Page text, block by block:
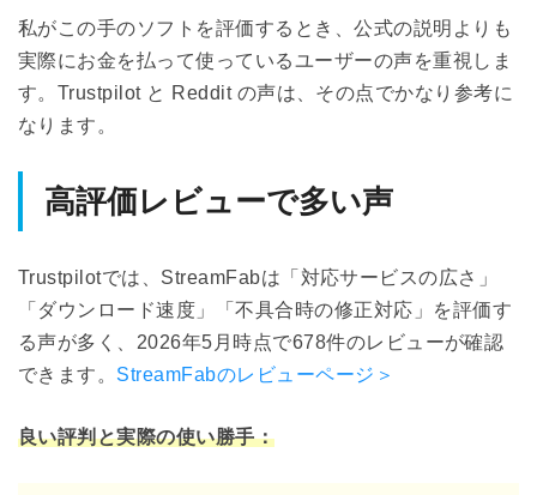
私がこの手のソフトを評価するとき、公式の説明よりも
実際にお金を払って使っているユーザーの声を重視しま
す。Trustpilot と Reddit の声は、その点でかなり参考に
なります。
高評価レビューで多い声
Trustpilotでは、StreamFabは「対応サービスの広さ」
「ダウンロード速度」「不具合時の修正対応」を評価す
る声が多く、2026年5月時点で678件のレビューが確認
できます。 StreamFabのレビューページ＞
良い評判と実際の使い勝手：